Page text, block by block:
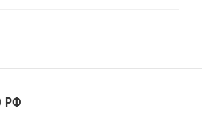
к 105-летию Центрального
РФ